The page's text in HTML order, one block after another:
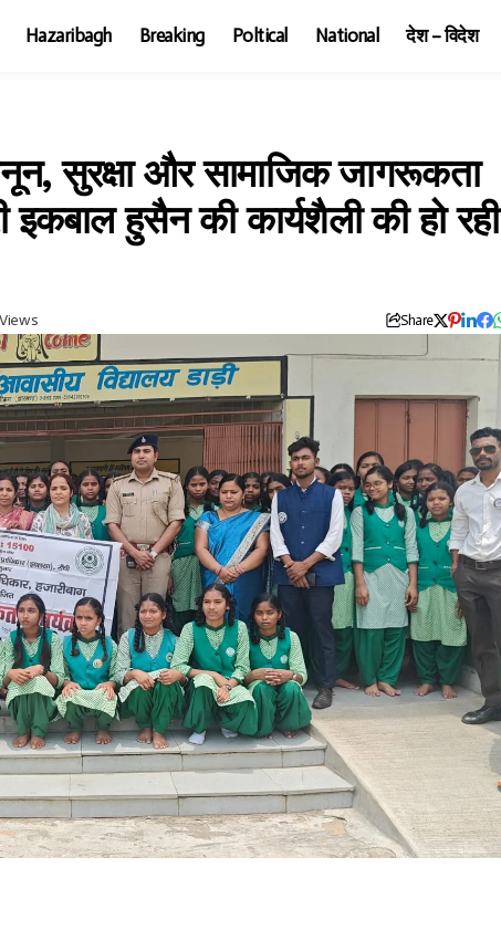
Hazaribagh Breaking Poltical National देश – विदेश
सुरक्षा और सामाजिक जागरूकता
हुसैन की कार्यशैली की हो रही
Share